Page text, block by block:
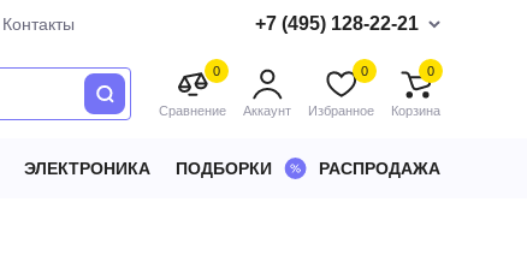
Контакты +7 (495) 128-22-21
0
Сравнение Аккаунт
0
Избранное
0
Корзина
ЭЛЕКТРОНИКА ПОДБОРКИ РАСПРОДАЖА